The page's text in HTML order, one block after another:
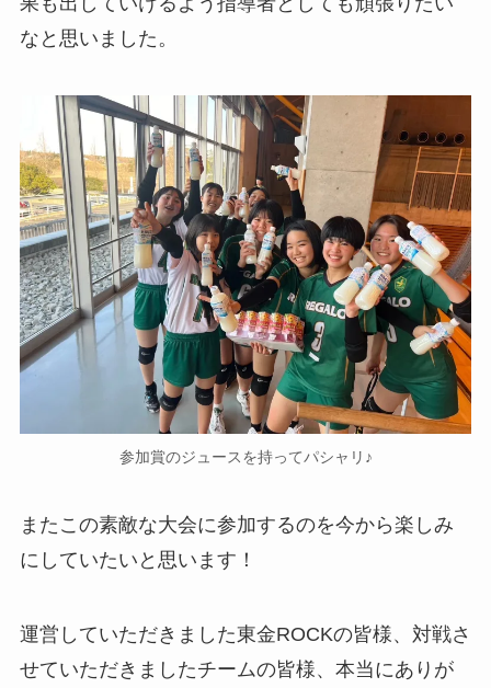
なと思いました。
参加賞のジュースを持ってパシャリ♪
またこの素敵な大会に参加するのを今から楽しみ
にしていたいと思います！
運営していただきました東金ROCKの皆様、対戦さ
せていただきましたチームの皆様、本当にありが